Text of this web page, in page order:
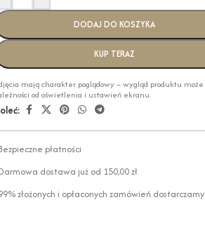
DODAJ DO KOSZYKA
KUP TERAZ
mają charakter poglądowy – wygląd produktu
od oświetlenia i ustawień ekranu.
płatności
dostawa już od 150,00 zł
złożonych i opłaconych zamówień